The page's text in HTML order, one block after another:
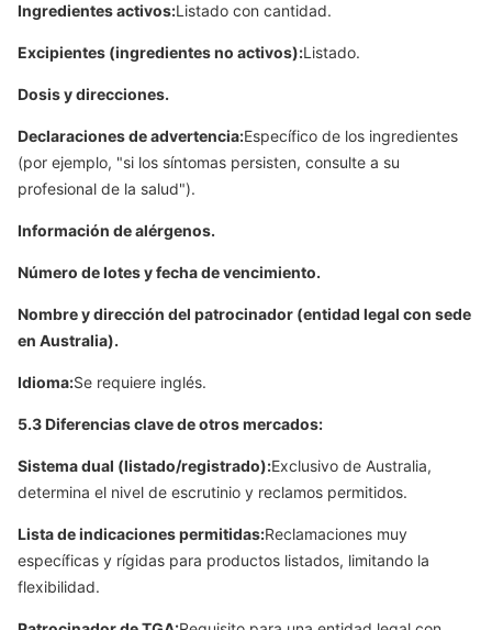
Ingredientes activos:Listado con cantidad.
Excipientes (ingredientes no activos):Listado.
Dosis y direcciones.
Declaraciones de advertencia:Específico de los ingredientes
(por ejemplo, "si los síntomas persisten, consulte a su
profesional de la salud").
Información de alérgenos.
Número de lotes y fecha de vencimiento.
Nombre y dirección del patrocinador (entidad legal con sede
en Australia).
Idioma:Se requiere inglés.
5.3 Diferencias clave de otros mercados:
Sistema dual (listado/registrado):Exclusivo de Australia,
determina el nivel de escrutinio y reclamos permitidos.
Lista de indicaciones permitidas:Reclamaciones muy
específicas y rígidas para productos listados, limitando la
flexibilidad.